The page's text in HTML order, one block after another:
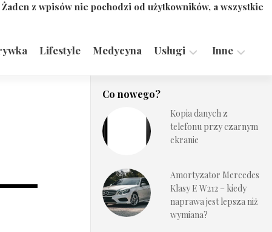
z wpisów nie pochodzi od użytkowników, a wszystkie
Lifestyle Medycyna Usługi
Technologie
Inne
Co nowego?
Kopia danych z
telefonu przy czarnym
ekranie
Amortyzator Mercedes
Klasy E W212 – kiedy
naprawa jest lepsza niż
wymiana?